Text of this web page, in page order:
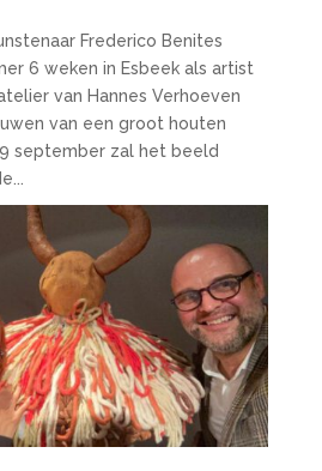
Frederico Benites
6 weken in Esbeek als artist
van Hannes Verhoeven
van een groot houten
september zal het beeld